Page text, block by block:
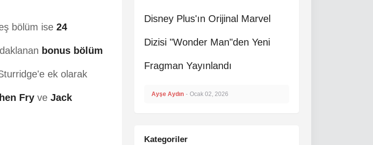
bölüm ise 24
bonus bölüm
ek olarak
Fryve Jack
Disney Plus'ın Orijinal Marvel
Dizisi "Wonder Man"den Yeni
Fragman Yayınlandı
Ayşe Aydın - Ocak 02, 2026
Kategoriler